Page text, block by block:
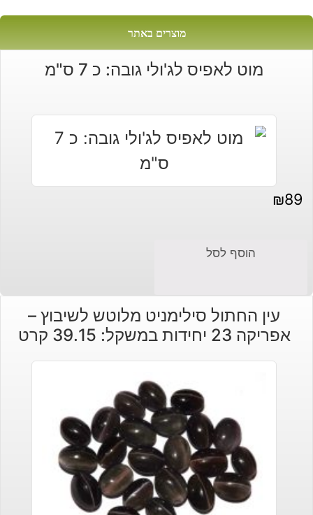
מוצרים באתר
מוט לאפיס לג'ולי גובה: כ 7 ס"מ
₪89
הוסף לסל
עין החתול סילימניט מלוטש לשיבוץ –
אפריקה 23 יחידות במשקל: 39.15 קרט